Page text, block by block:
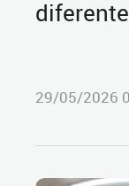
29/05/2026